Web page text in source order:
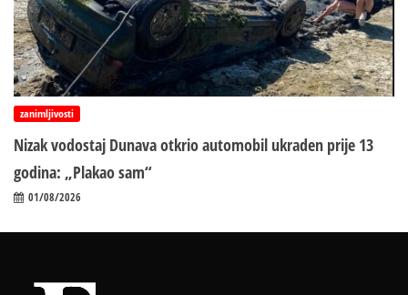
zanimljivosti
Nizak vodostaj Dunava otkrio automobil ukraden prije 13
godina: „Plakao sam“
01/08/2026